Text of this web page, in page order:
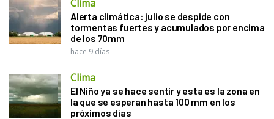
Clima
Alerta climática: julio se despide con
tormentas fuertes y acumulados por encima
de los 70mm
hace 9 días
Clima
El Niño ya se hace sentir y esta es la zona en
la que se esperan hasta 100 mm en los
próximos días